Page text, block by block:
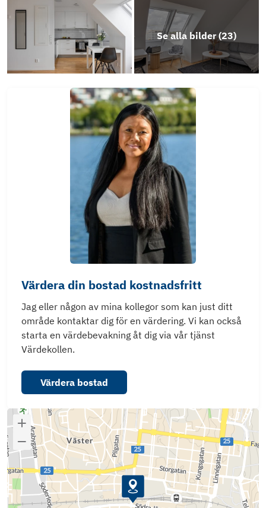
Se alla bilder (23)
Värdera din bostad kostnadsfritt
Jag eller någon av mina kollegor som kan just ditt
område kontaktar dig för en värdering. Vi kan också
starta en värdebevakning åt dig via vår tjänst
Värdekollen.
Värdera bostad